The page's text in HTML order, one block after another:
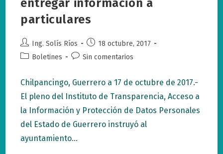
entregar información a
particulares
Autor
de
Ing. Solís Ríos
Publicación
de
18 octubre, 2017
Categoría
la
entrada:
Boletines
Comentarios
entrada:
Sin comentarios
Chilpancingo, Guerrero a 17 de octubre de 2017.-
El pleno del Instituto de Transparencia, Acceso a
la Información y Protección de Datos Personales
del Estado de Guerrero instruyó al
ayuntamiento…